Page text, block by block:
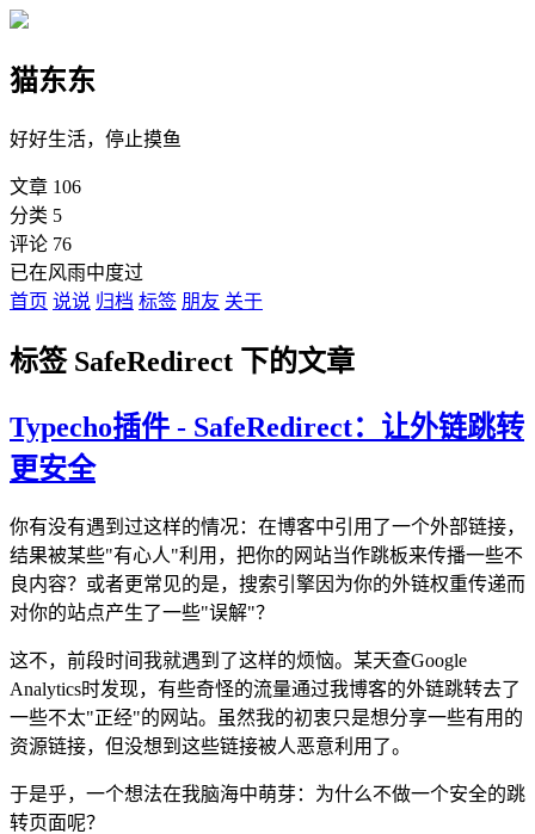
猫东东
好好生活，停止摸鱼
文章 106
分类 5
评论 76
已在风雨中度过
首页 说说 归档 标签 朋友 关于
标签 SafeRedirect 下的文章
Typecho插件 - SafeRedirect：让外链跳转
更安全
你有没有遇到过这样的情况：在博客中引用了一个外部链接，
结果被某些"有心人"利用，把你的网站当作跳板来传播一些不
良内容？或者更常见的是，搜索引擎因为你的外链权重传递而
对你的站点产生了一些"误解"？
这不，前段时间我就遇到了这样的烦恼。某天查Google
Analytics时发现，有些奇怪的流量通过我博客的外链跳转去了
一些不太"正经"的网站。虽然我的初衷只是想分享一些有用的
资源链接，但没想到这些链接被人恶意利用了。
于是乎，一个想法在我脑海中萌芽：为什么不做一个安全的跳
转页面呢？